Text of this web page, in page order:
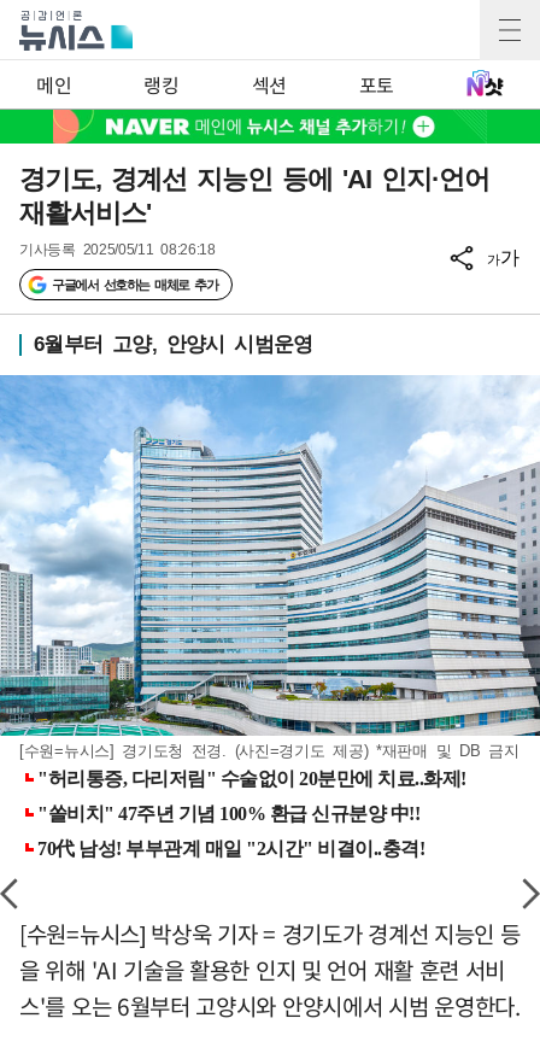
메인 랭킹 섹션 포토
경기도, 경계선 지능인 등에 'AI 인지·언어
재활서비스'
기사등록 2025/05/11 08:26:18
구글에서 선호하는 매체로 추가
가가
6월부터 고양, 안양시 시범운영
[수원=뉴시스] 경기도청 전경. (사진=경기도 제공) *재판매 및 DB 금지
[수원=뉴시스] 박상욱 기자 = 경기도가 경계선 지능인 등
을 위해 'AI 기술을 활용한 인지 및 언어 재활 훈련 서비
스'를 오는 6월부터 고양시와 안양시에서 시범 운영한다.